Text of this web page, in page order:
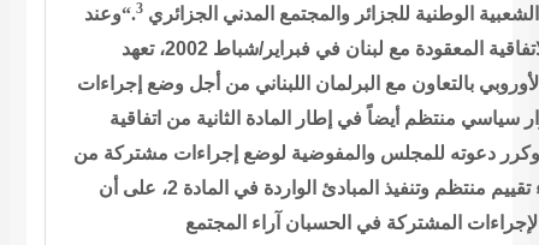
الوطنية للجزائر والمجتمع المدني الجزائري “.3
وعند
المعقودة مع لبنان في فبراير/شباط 2002، تعهد
بالتعاون مع البرلمان اللبناني من أجل وضع إجراءات
سياسي منتظم أيضاً في إطار
المادة الثانية من اتفاقية
دعوته للمجلس والمفوضية لوضع إجراءات مشتركة من
أجل إجراء تقييم منتظم وتنفيذ المبادئ الواردة في المادة 2، على أن
المشتركة في الحسبان آراء المجتمع